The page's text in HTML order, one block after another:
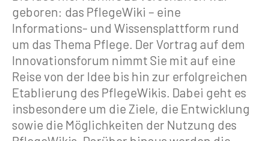
geboren: das PflegeWiki – eine
Informations- und Wissensplattform rund
um das Thema Pflege. Der Vortrag auf dem
Innovationsforum nimmt Sie mit auf eine
Reise von der Idee bis hin zur erfolgreichen
Etablierung des PflegeWikis. Dabei geht es
insbesondere um die Ziele, die Entwicklung
sowie die Möglichkeiten der Nutzung des